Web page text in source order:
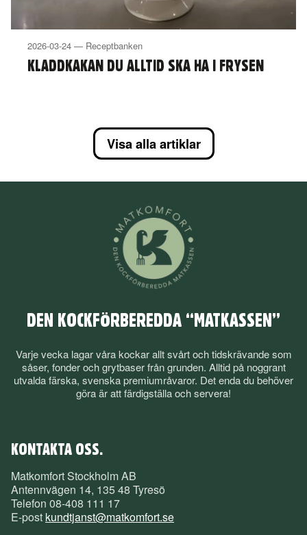
2026-03-24 — Receptbanken
KLADDKAKAN DU ALLTID SKA HA I FRYSEN
Visa alla artiklar
DEN KOCKFÖRBEREDDA “MATKASSEN”
Varje vecka lagar våra kockar allt svårt och tidskrävande som
såser, fonder och grytbaser från grunden. Alltid på noggrant
utvalda färska, svenska premiumråvaror. Det enda du behöver
göra är att färdigställa och servera!
KONTAKTA OSS.
Matkomfort Stockholm AB
Antennvägen 14, 135 48 Tyresö
Telefon 08-408 111 17
E-post kundtjanst@matkomfort.se